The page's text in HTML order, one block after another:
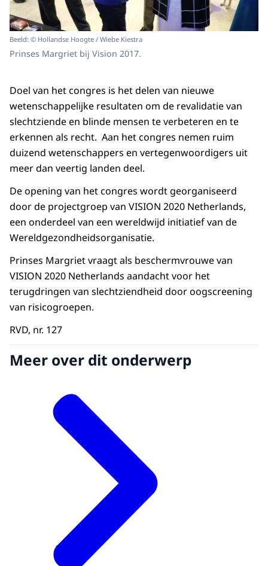
Beeld: © Hollandse Hoogte / Wiebe Kiestra
Prinses Margriet bij Vision 2017.
Doel van het congres is het delen van nieuwe
wetenschappelijke resultaten om de revalidatie van
slechtziende en blinde mensen te verbeteren en te
erkennen als recht. Aan het congres nemen ruim
duizend wetenschappers en vertegenwoordigers uit
meer dan veertig landen deel.
De opening van het congres wordt georganiseerd
door de projectgroep van VISION 2020 Netherlands,
een onderdeel van een wereldwijd initiatief van de
Wereldgezondheidsorganisatie.
Prinses Margriet vraagt als beschermvrouwe van
VISION 2020 Netherlands aandacht voor het
terugdringen van slechtziendheid door oogscreening
van risicogroepen.
RVD, nr. 127
Meer over dit onderwerp